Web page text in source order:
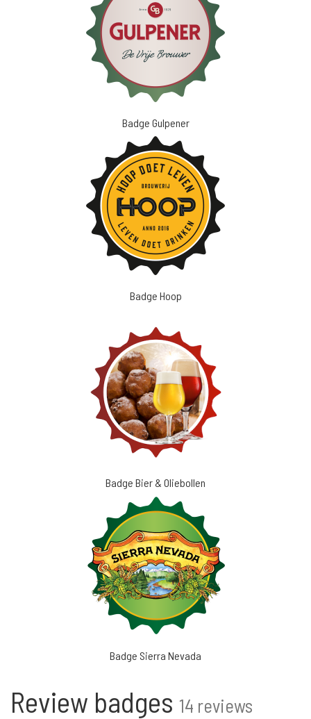
Badge Gulpener
Badge Hoop
Badge Bier & Oliebollen
Badge Sierra Nevada
Review badges 14 reviews